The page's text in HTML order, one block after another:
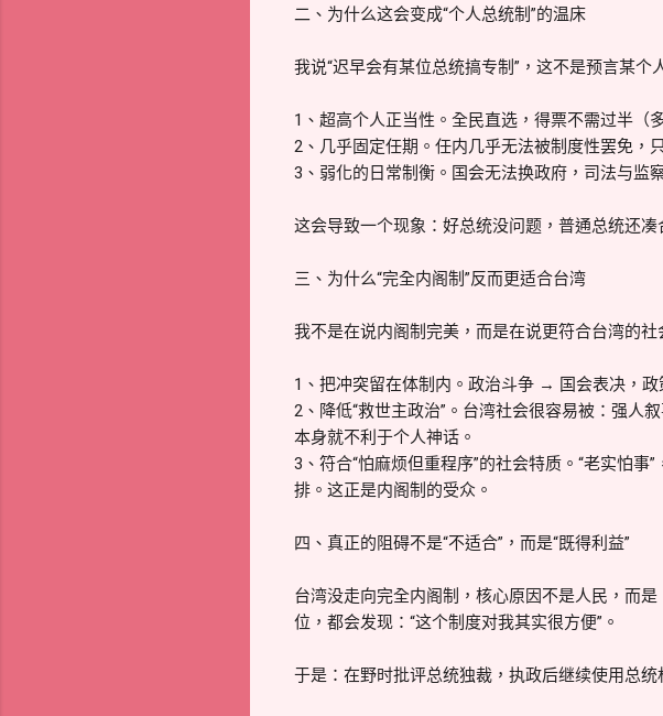
二、为什么这会变成“个人总统制”的温床
我说“迟早会有某位总统搞专制”，这不是预言某
1、超高个人正当性。全民直选，得票不需过半（
2、几乎固定任期。任内几乎无法被制度性罢免，
3、弱化的日常制衡。国会无法换政府，司法与监
这会导致一个现象：好总统没问题，普通总统还
三、为什么“完全内阁制”反而更适合台湾
我不是在说内阁制完美，而是在说更符合台湾的社
1、把冲突留在体制内。政治斗争 → 国会表决，
2、降低“救世主政治”。台湾社会很容易被：强人
本身就不利于个人神话。
3、符合“怕麻烦但重程序”的社会特质。“老实怕
排。这正是内阁制的受众。
四、真正的阻碍不是“不适合”，而是“既得利益”
台湾没走向完全内阁制，核心原因不是人民，而
位，都会发现：“这个制度对我其实很方便”。
于是：在野时批评总统独裁，执政后继续使用总